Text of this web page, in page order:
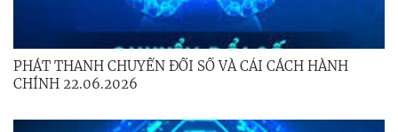
PHÁT THANH CHUYỂN ĐỔI SỐ VÀ CẢI CÁCH HÀNH
CHÍNH 22.06.2026